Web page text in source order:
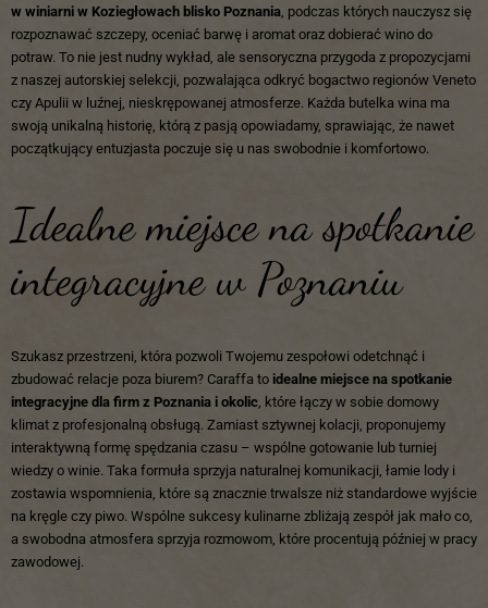
w winiarni w Koziegłowach blisko Poznania, podczas których nauczysz się
rozpoznawać szczepy, oceniać barwę i aromat oraz dobierać wino do
potraw. To nie jest nudny wykład, ale sensoryczna przygoda z propozycjami
z naszej autorskiej selekcji, pozwalająca odkryć bogactwo regionów Veneto
czy Apulii w luźnej, nieskrępowanej atmosferze. Każda butelka wina ma
swoją unikalną historię, którą z pasją opowiadamy, sprawiając, że nawet
początkujący entuzjasta poczuje się u nas swobodnie i komfortowo.
Idealne miejsce na spotkanie
integracyjne w Poznaniu
Szukasz przestrzeni, która pozwoli Twojemu zespołowi odetchnąć i
zbudować relacje poza biurem? Caraffa to idealne miejsce na spotkanie
integracyjne dla firm z Poznania i okolic , które łączy w sobie domowy
klimat z profesjonalną obsługą. Zamiast sztywnej kolacji, proponujemy
interaktywną formę spędzania czasu – wspólne gotowanie lub turniej
wiedzy o winie. Taka formuła sprzyja naturalnej komunikacji, łamie lody i
zostawia wspomnienia, które są znacznie trwalsze niż standardowe wyjście
na kręgle czy piwo. Wspólne sukcesy kulinarne zbliżają zespół jak mało co,
a swobodna atmosfera sprzyja rozmowom, które procentują później w pracy
zawodowej.